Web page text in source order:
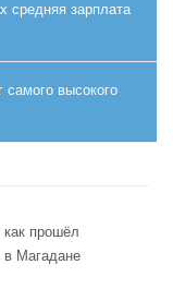
средняя зарплата
высокого
прошёл
Магадане